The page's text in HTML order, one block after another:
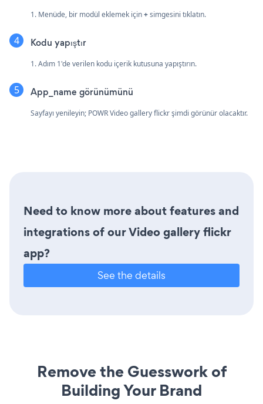
1. Menüde, bir modül eklemek için+simgesini tıklatın.
Kodu yapıştır
1. Adım 1'de verilen kodu içerik kutusuna yapıştırın.
App_name görünümünü
Sayfayı yenileyin; POWR Video gallery flickr şimdi görünür olacaktır.
Need to know more about features and
integrations of our Video gallery flickr
app?
See the details
Remove the Guesswork of
Building Your Brand